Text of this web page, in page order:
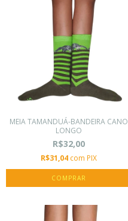
MEIA TAMANDUÁ-BANDEIRA CANO
LONGO
R$32,00
R$31,04 com PIX
COMPRAR